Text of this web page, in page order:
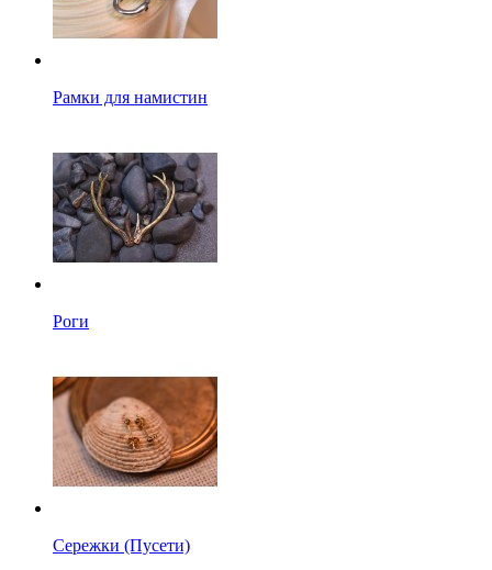
Рамки для намистин
Роги
Сережки (Пусети)